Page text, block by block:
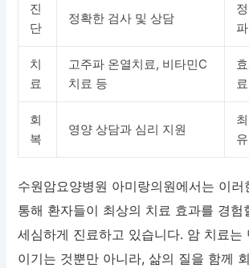
진
단
정확한 검사 및 상담
치
료
고주파 온열치료, 비타민C
치료 등
료
회
복
영양 상담과 심리 지원
수원암요양병원 아미랑의원에서는 이러
통해 환자들이 최상의 치료 효과를 경험
세심하게 진료하고 있습니다. 암 치료는
이기는 것뿐만 아니라, 삶의 질을 함께